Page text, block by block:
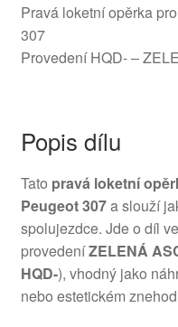
Pravá loketní opěrka
307
Provedení HQD- –
Popis dílu
Tato pravá loketní
Peugeot 307a slouží
spolujezdce. Jde o díl
provedeníZELENÁ
HQD-), vhodný jako
nebo estetickém